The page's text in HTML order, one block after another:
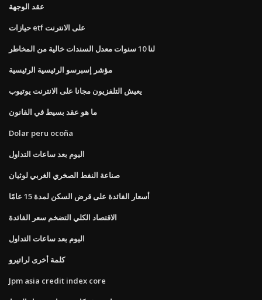
عقد الوجهة
حيازات etf على الانترنت
لنا 10 سنوات معدل السندات خالية من المخاطر
مؤشر إسبرسو الرئيسية الرئيسية
يعيش التلفزيون مجانا على الانترنت يوتيوب
ما هو عقد بسيط في القانون
Dolar peru ocoña
اليوم بعد ساعات التداول
صناعة النفط الصخري الغربي لوثيان
أسعار الفائدة على قرض السكن لمدة 15 عامًا
الاقتصاد الكلي التضخم سعر الفائدة
اليوم بعد ساعات التداول
كلمة أخرى لراتيرو
Jpm asia credit index core